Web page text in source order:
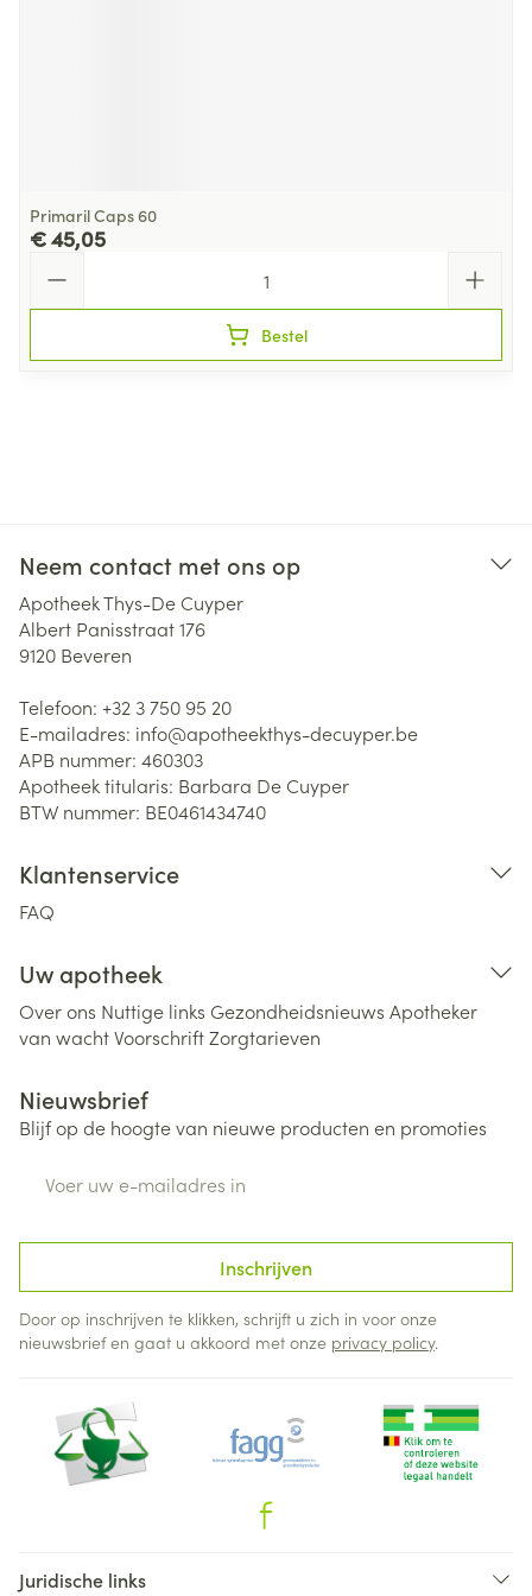
Primaril Caps 60
€ 45,05
Bestel
Neem contact met ons op
Apotheek Thys-De Cuyper
Albert Panisstraat 176
9120 Beveren
Telefoon: +32 3 750 95 20
E-mailadres: info@apotheekthys-decuyper.be
APB nummer: 460303
Apotheek titularis: Barbara De Cuyper
BTW nummer: BE0461434740
Klantenservice
FAQ
Uw apotheek
Over ons Nuttige links Gezondheidsnieuws Apotheker
van wachtVoorschriftZorgtarieven
Nieuwsbrief
Blijf op de hoogte van nieuwe producten en promoties
Inschrijven
Door op inschrijven te klikken, schrijft u zich in voor onze
nieuwsbrief en gaat u akkoord met onze privacy policy.
Juridische links